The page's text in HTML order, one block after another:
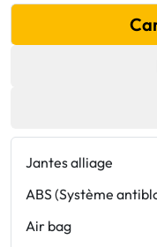
Jantes alliage
ABS (Système
Air bag